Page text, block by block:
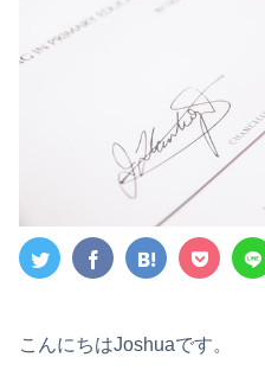
こんにちはJoshuaです。